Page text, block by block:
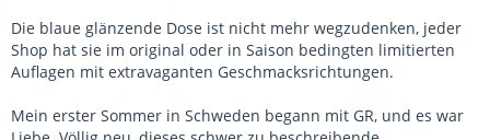
Die blaue glänzende Dose ist nicht mehr wegzudenken, jeder
Shop hat sie im original oder in Saison bedingten limitierten
Auflagen mit extravaganten Geschmacksrichtungen.
Mein erster Sommer in Schweden begann mit GR, und es war